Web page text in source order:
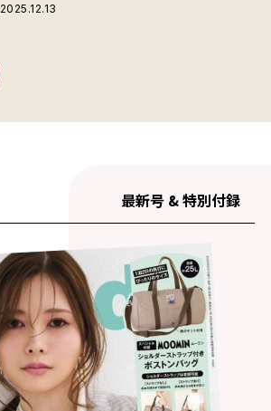
2025.12.13
最新号 & 特別付録